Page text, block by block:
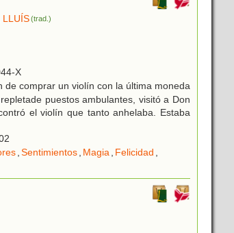
LLUÍS (trad.)
X
de comprar un violín con la última moneda
puestos ambulantes, visitó a Don
el violín que tanto anhelaba. Estaba
,Sentimientos, Magia, Felicidad ,